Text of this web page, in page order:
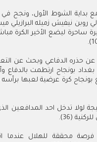
بداية الشوط الأول، ونجح في
روبن نيفيش زميله البرازيلي
ساحرة ليضع الأخير الكرة
حذره الدفاعي وبحث عن
بونجاح ارتطمت بالدفاع
أن يتابع بونجاح كرة عرضية لعبها
لولا تدخل احد المدافعين
(36).
محققة للهلال عندما